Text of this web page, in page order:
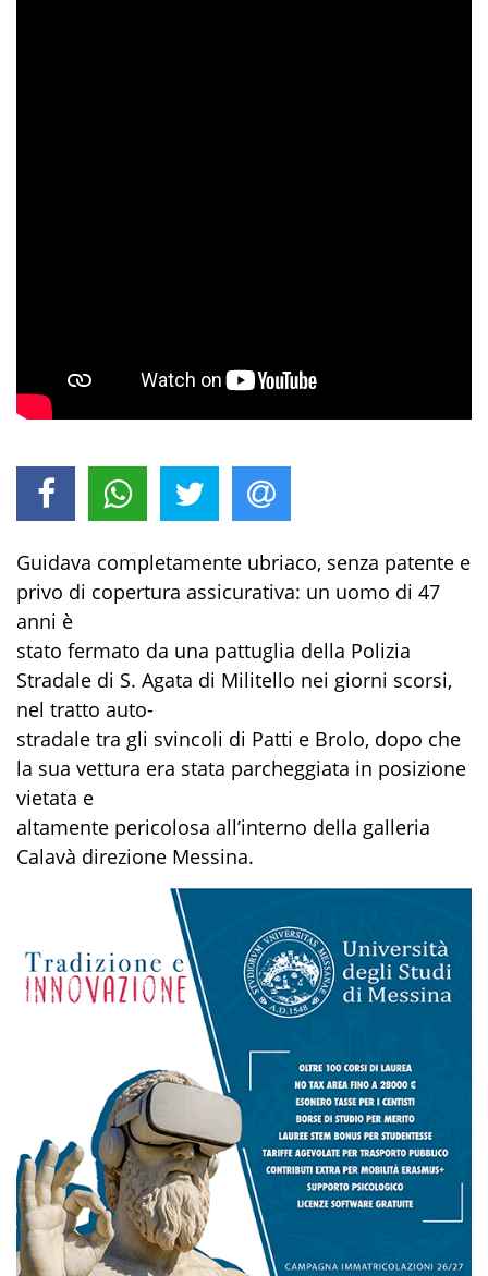
Guidava completamente ubriaco, senza patente e
privo di copertura assicurativa: un uomo di 47
anni è
stato fermato da una pattuglia della Polizia
Stradale di S. Agata di Militello nei giorni scorsi,
nel tratto auto-
stradale tra gli svincoli di Patti e Brolo, dopo che
la sua vettura era stata parcheggiata in posizione
vietata e
altamente pericolosa all’interno della galleria
Calavà direzione Messina.